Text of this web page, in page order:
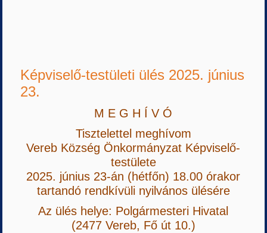
Képviselő-testületi ülés 2025. június
23.
M E G H Í V Ó
Tisztelettel meghívom
Vereb Község Önkormányzat Képviselő-
testülete
2025. június 23-án (hétfőn) 18.00 órakor
tartandó rendkívüli nyilvános ülésére
Az ülés helye: Polgármesteri Hivatal
(2477 Vereb, Fő út 10.)